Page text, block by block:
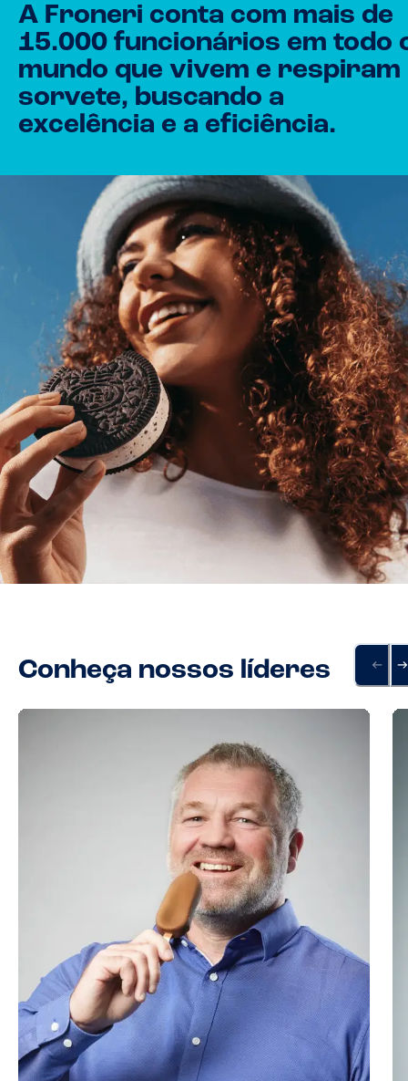
A Froneri conta com mais de
15.000 funcionários em todo
mundo que vivem e respiram
sorvete, buscando a
excelência e a eficiência.
Conheça nossos líderes